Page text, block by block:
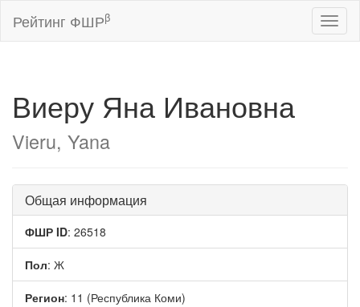
Рейтинг ФШРβ
Виеру Яна Ивановна
Vieru, Yana
Общая информация
ФШР ID: 26518
Пол: Ж
Регион: 11 (Республика Коми)